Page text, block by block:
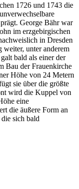
1726 und 1743 die
George Bähr war
im erzgebirgischen
in Dresden
weiter, unter anderem
bald als einer der
Bau der Frauenkirche
Höhe von 24 Metern
sie über die größte
wird die Kuppel von
eine
die äußere Form an
sich bald